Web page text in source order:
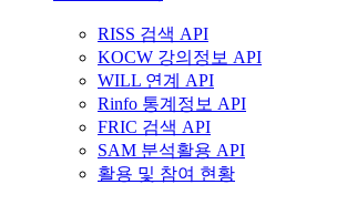
RISS 검색 API
KOCW 강의정보 API
WILL 연계 API
Rinfo 통계정보 API
FRIC 검색 API
SAM 분석활용 API
활용 및 참여 현황